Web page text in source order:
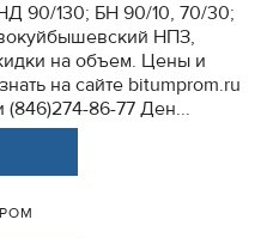
90/130; БН 90/10, 70/30;
НПЗ,
на объем. Цены и
на сайте bitumprom.ru
86-77 Ден...